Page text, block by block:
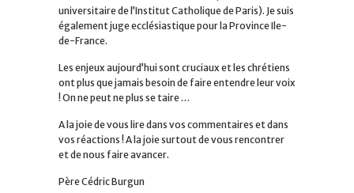
universitaire de l’Institut Catholique de Paris). Je suis
également juge ecclésiastique pour la Province Ile-
de-France.
Les enjeux aujourd’hui sont cruciaux et les chrétiens
ont plus que jamais besoin de faire entendre leur voix
! On ne peut ne plus se taire …
A la joie de vous lire dans vos commentaires et dans
vos réactions ! A la joie surtout de vous rencontrer
et de nous faire avancer.
Père Cédric Burgun